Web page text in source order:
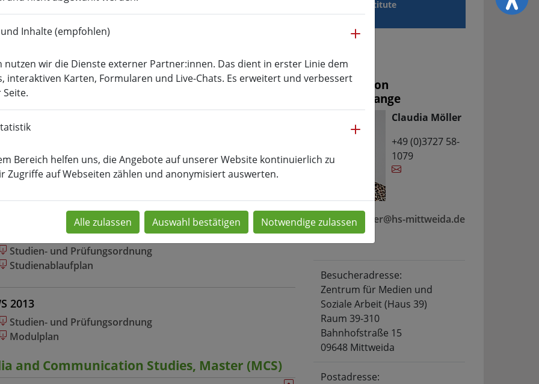
Institute
Studien- und Prüfungsordnung
Studienablaufplan
Studien- und Prüfungsordnung
Studienablaufplan
2013
Studien- und Prüfungsordnung
Modulplan
and Communication Studies, Master (MCS)
Koordination
Studienbelange
Claudia Möller
+49 (0)3727 58-
1079
claudia.moeller@hs-mittweida.de
Besucheradresse:
Zentrum für Medien und
Soziale Arbeit (Haus 39)
Raum 39-310
Bahnhofstraße 15
09648 Mittweida
Postadresse:
Inhalte (empfohlen) mehr
nutzen wir die Dienste externer Partner:innen. Das dient in erster Linie dem
interaktiven Karten, Formularen und Live-Chats. Es erweitert und verbessert
Bereich helfen uns, die Angebote auf unserer Website kontinuierlich zu
Zugriffe auf Webseiten zählen und anonymisiert auswerten.